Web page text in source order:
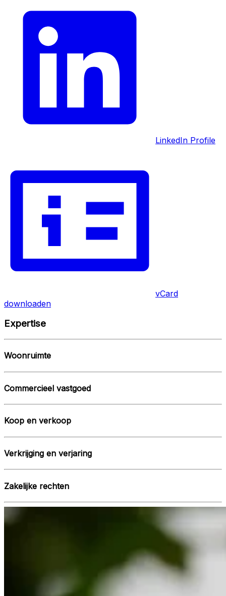
LinkedIn Profile
vCard
downloaden
Expertise
Woonruimte
Commercieel vastgoed
Koop en verkoop
Verkrijging en verjaring
Zakelijke rechten